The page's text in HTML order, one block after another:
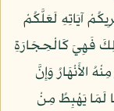
آيَاتِهِ لَعَلَّكُمْ
ذَلِكَ فَهِيَ كَالْحِجَارَةِ
الأَنْهَارُ وَإِنَّ
لَمَا يَهْبِطُ مِنْ